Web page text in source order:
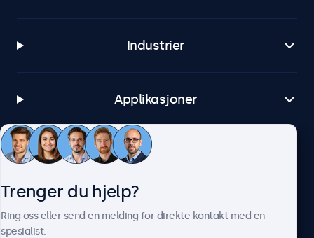
Industrier
Applikasjoner
Kundeservice
Trenger du hjelp?
Ring oss eller send en melding for direkte kontakt med en
spesialist.